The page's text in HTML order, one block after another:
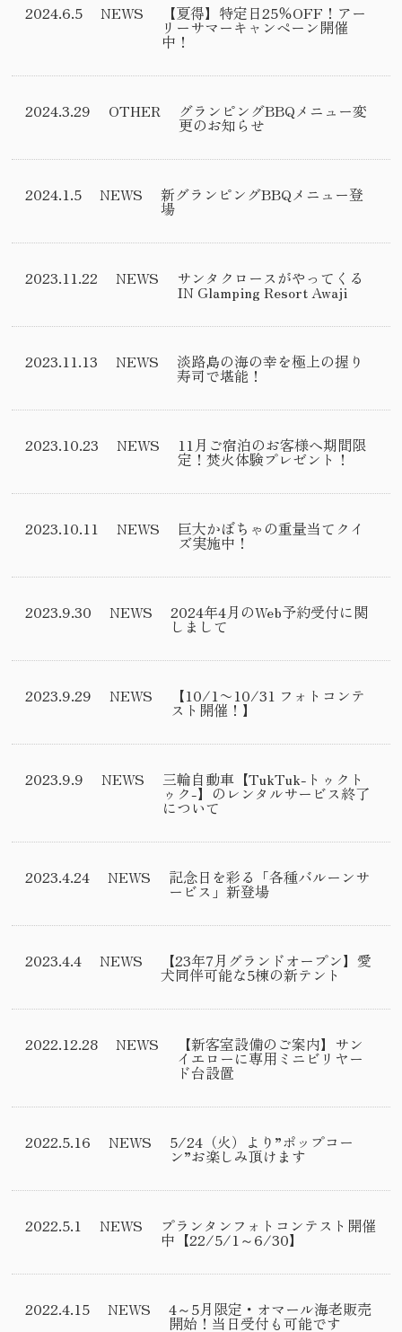
2024.6.5 NEWS 【夏得】特定日25％OFF！アー
リーサマーキャンペーン開催
中！
2024.3.29 OTHER グランピングBBQメニュー変
更のお知らせ
2024.1.5 NEWS 新グランピングBBQメニュー登
場
2023.11.22 NEWS サンタクロースがやってくる
IN Glamping Resort Awaji
2023.11.13 NEWS 淡路島の海の幸を極上の握り
寿司で堪能！
2023.10.23 NEWS 11月ご宿泊のお客様へ期間限
定！焚火体験プレゼント！
2023.10.11 NEWS 巨大かぼちゃの重量当てクイ
ズ実施中！
2023.9.30 NEWS 2024年4月のWeb予約受付に関
しまして
2023.9.29 NEWS 【10/1〜10/31 フォトコンテ
スト開催！】
2023.9.9 NEWS 三輪自動車【TukTuk-トゥクト
ゥク-】のレンタルサービス終了
について
2023.4.24 NEWS 記念日を彩る「各種バルーンサ
ービス」新登場
2023.4.4 NEWS 【23年7月グランドオープン】愛
犬同伴可能な5棟の新テント
2022.12.28 NEWS 【新客室設備のご案内】サン
イエローに専用ミニビリヤー
ド台設置
2022.5.16 NEWS 5/24（火）より”ポップコー
ン”お楽しみ頂けます
2022.5.1 NEWS プランタンフォトコンテスト開催
中【22/5/1～6/30】
2022.4.15 NEWS 4～5月限定・オマール海老販売
開始！当日受付も可能です